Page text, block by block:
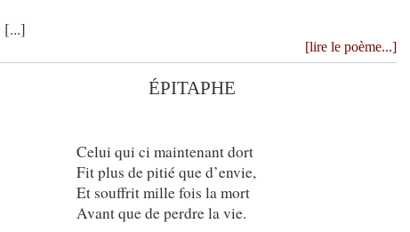
[...]
[lire le poème...]
ÉPITAPHE
Celui qui ci maintenant dort
Fit plus de pitié que d’envie,
Et souffrit mille fois la mort
Avant que de perdre la vie.